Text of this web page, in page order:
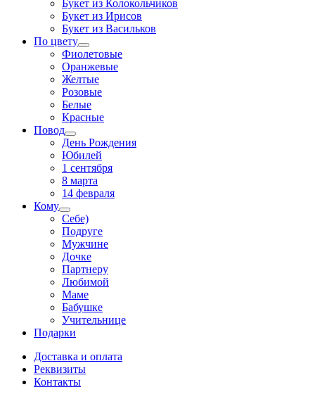
Букет из Колокольчиков
Букет из Ирисов
Букет из Васильков
По цвету
Фиолетовые
Оранжевые
Желтые
Розовые
Белые
Красные
Повод
День Рождения
Юбилей
1 сентября
8 марта
14 февраля
Кому
Себе)
Подруге
Мужчине
Дочке
Партнеру
Любимой
Маме
Бабушке
Учительнице
Подарки
Доставка и оплата
Реквизиты
Контакты